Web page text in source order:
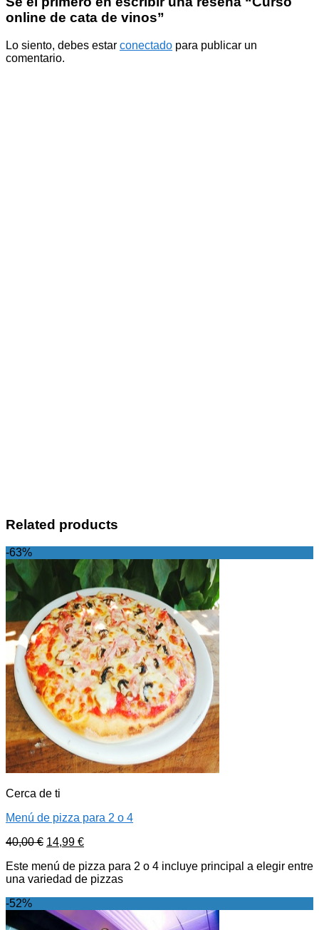
online de cata de vinos”
Lo siento, debes estar conectado para publicar un
comentario.
Related products
-63%
Cerca de ti
Menú de pizza para 2 o 4
40,00€ 14,99 €
Este menú de pizza para 2 o 4 incluye principal a elegir entre
una variedad de pizzas
-52%